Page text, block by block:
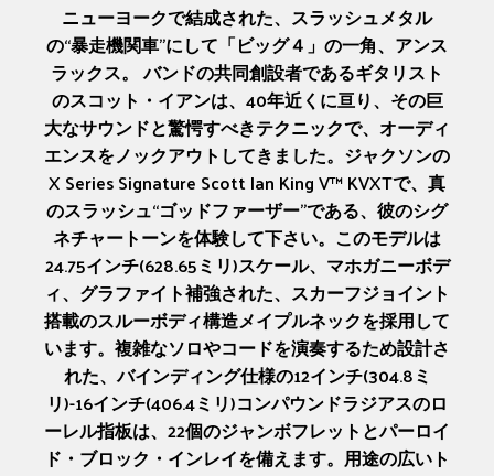
ニューヨークで結成された、スラッシュメタル
の“暴走機関車”にして「ビッグ４」の一角、アンス
ラックス。 バンドの共同創設者であるギタリスト
のスコット・イアンは、40年近くに亘り、その巨
大なサウンドと驚愕すべきテクニックで、オーディ
エンスをノックアウトしてきました。ジャクソンの
X Series Signature Scott Ian King V™ KVXTで、真
のスラッシュ“ゴッドファーザー”である、彼のシグ
ネチャートーンを体験して下さい。このモデルは
24.75インチ(628.65ミリ)スケール、マホガニーボデ
ィ、グラファイト補強された、スカーフジョイント
搭載のスルーボディ構造メイプルネックを採用して
います。複雑なソロやコードを演奏するため設計さ
れた、バインディング仕様の12インチ(304.8ミ
リ)-16インチ(406.4ミリ)コンパウンドラジアスのロ
ーレル指板は、22個のジャンボフレットとパーロイ
ド・ブロック・インレイを備えます。用途の広いト